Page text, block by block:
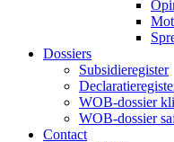
Dossiers
Subsidieregister
WOB-dossier
WOB-dossier
Contact